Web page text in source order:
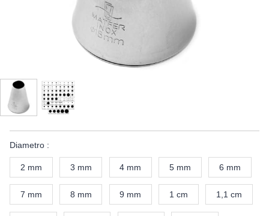
Diametro :
2 mm 3 mm 4 mm 5 mm 6 mm
7 mm 8 mm 9 mm 1 cm 1,1 cm